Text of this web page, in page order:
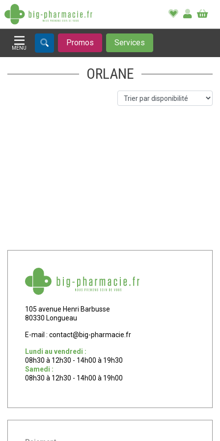
MENU
Afficher la navigation
Promos Services
ORLANE
105 avenue Henri Barbusse
80330 Longueau
E-mail : contact@big-pharmacie.fr
Lundi au vendredi :
08h30 à 12h30 - 14h00 à 19h30
Samedi :
08h30 à 12h30 - 14h00 à 19h00